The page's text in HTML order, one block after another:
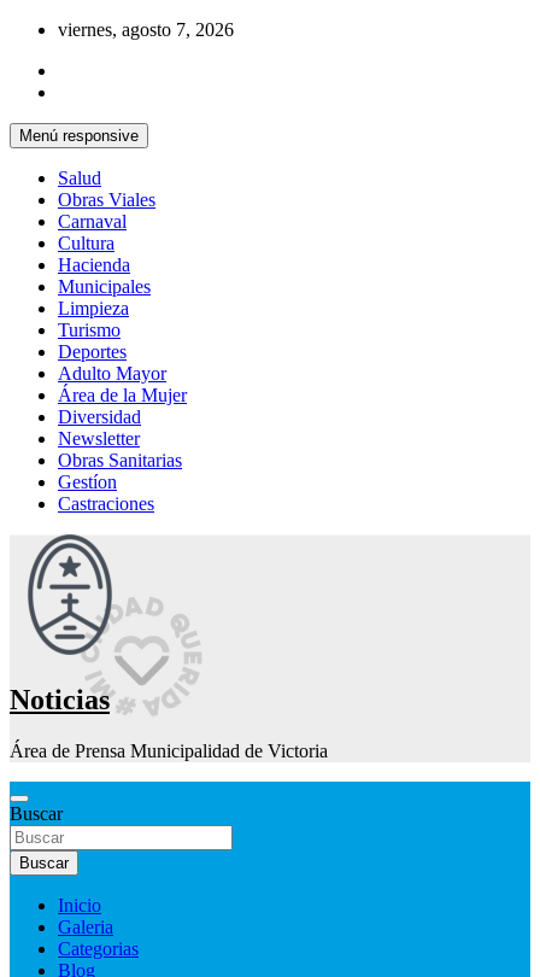
Saltar
contenido
viernes, agosto 7, 2026
Menú responsive
Salud
Obras Viales
Carnaval
Cultura
Hacienda
Municipales
Limpieza
Turismo
Deportes
Adulto Mayor
Área de la Mujer
Diversidad
Newsletter
Obras Sanitarias
Gestíon
Castraciones
Noticias
Área de Prensa Municipalidad de Victoria
Buscar
Buscar
Inicio
Galeria
Categorias
Blog